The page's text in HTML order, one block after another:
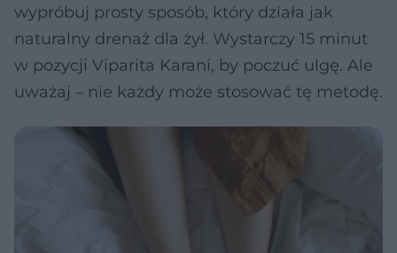
wypróbuj prosty sposób, który działa jak
naturalny drenaż dla żył. Wystarczy 15 minut
w pozycji Viparita Karani, by poczuć ulgę. Ale
uważaj – nie każdy może stosować tę metodę.